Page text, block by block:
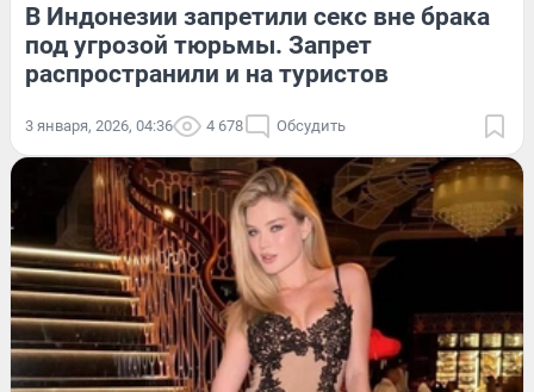
В Индонезии запретили секс вне брака
под угрозой тюрьмы. Запрет
распространили и на туристов
3 января, 2026, 04:36 4 678 Обсудить